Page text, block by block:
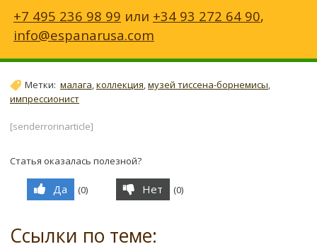
+7 495 236 98 99 или +34 93 272 64 90,
info@espanarusa.com
Метки: малага,коллекция,музей тиссена-борнемисы,
импрессионист
[senderrorinarticle]
Статья оказалась полезной?
Да (0) Нет (0)
Ссылки по теме: